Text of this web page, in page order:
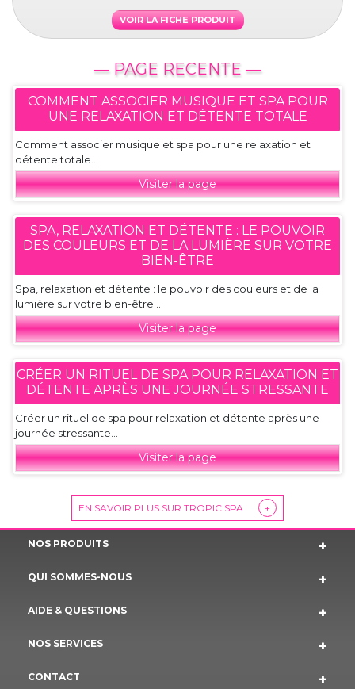
VOIR LA FICHE PRODUIT
— PAGE RECENTE —
COMMENT ASSOCIER MUSIQUE ET SPA POUR
UNE RELAXATION ET DÉTENTE TOTALE
Comment associer musique et spa pour une relaxation et
détente totale...
Visiter la page
SPA, RELAXATION ET DÉTENTE : LE POUVOIR
DES COULEURS ET DE LA LUMIÈRE SUR VOTRE
BIEN-ÊTRE
Spa, relaxation et détente : le pouvoir des couleurs et de la
lumière sur votre bien-être...
Visiter la page
CRÉER UN RITUEL DE SPA POUR RELAXATION ET
DÉTENTE APRÈS UNE JOURNÉE STRESSANTE
Créer un rituel de spa pour relaxation et détente après une
journée stressante...
Visiter la page
EN SAVOIR PLUS SUR TROPIC SPA +
NOS PRODUITS
QUI SOMMES-NOUS
AIDE & QUESTIONS
NOS SERVICES
CONTACT